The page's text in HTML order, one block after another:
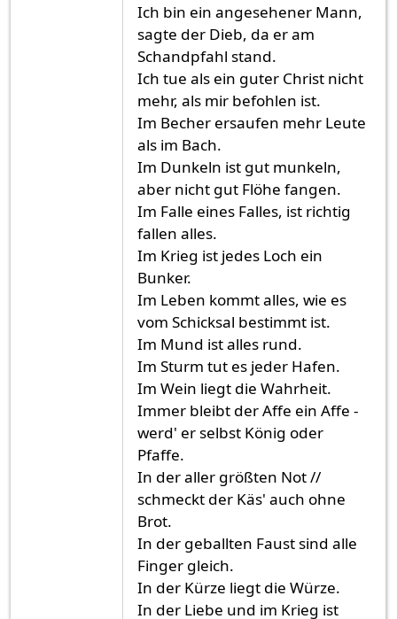
Ich bin ein angesehener Mann,
sagte der Dieb, da er am
Schandpfahl stand.
Ich tue als ein guter Christ nicht
mehr, als mir befohlen ist.
Im Becher ersaufen mehr Leute
als im Bach.
Im Dunkeln ist gut munkeln,
aber nicht gut Flöhe fangen.
Im Falle eines Falles, ist richtig
fallen alles.
Im Krieg ist jedes Loch ein
Bunker.
Im Leben kommt alles, wie es
vom Schicksal bestimmt ist.
Im Mund ist alles rund.
Im Sturm tut es jeder Hafen.
Im Wein liegt die Wahrheit.
Immer bleibt der Affe ein Affe -
werd' er selbst König oder
Pfaffe.
In der aller größten Not //
schmeckt der Käs' auch ohne
Brot.
In der geballten Faust sind alle
Finger gleich.
In der Kürze liegt die Würze.
In der Liebe und im Krieg ist